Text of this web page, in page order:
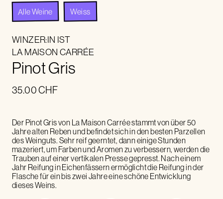
Alle Weine Weiss
WINZER:IN IST
LA MAISON CARRÉE
Pinot Gris
35.00CHF
Der Pinot Gris von La Maison Carrée stammt von über 50
Jahre alten Reben und befindet sich in den besten Parzellen
des Weinguts. Sehr reif geerntet, dann einige Stunden
mazeriert, um Farben und Aromen zu verbessern, werden die
Trauben auf einer vertikalen Presse gepresst. Nach einem
Jahr Reifung in Eichenfässern ermöglicht die Reifung in der
Flasche für ein bis zwei Jahre eine schöne Entwicklung
dieses Weins.